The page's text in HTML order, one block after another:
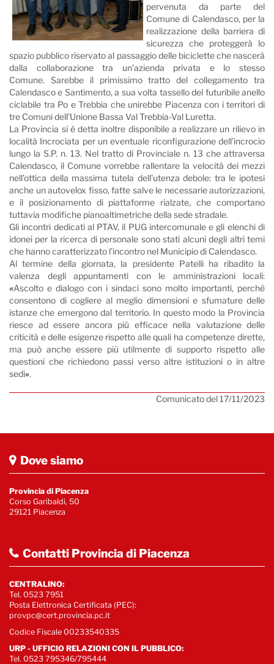
pervenuta da parte del
Comune di Calendasco, per la
realizzazione della barriera di
sicurezza che proteggerà lo
spazio pubblico riservato al passaggio delle biciclette che nascerà
dalla collaborazione tra un’azienda privata e lo stesso
Comune. Sarebbe il primissimo tratto del collegamento tra
Calendasco e Santimento, a sua volta tassello del futuribile anello
ciclabile tra Po e Trebbia che unirebbe Piacenza con i territori di
tre Comuni dell’Unione Bassa Val Trebbia-Val Luretta.
La Provincia si è detta inoltre disponibile a realizzare un rilievo in
località Incrociata per un eventuale riconfigurazione dell’incrocio
lungo la S.P. n. 13. Nel tratto di Provinciale n. 13 che attraversa
Calendasco, il Comune vorrebbe rallentare la velocità dei mezzi
nell’ottica della massima tutela dell’utenza debole: tra le ipotesi
anche un autovelox fisso, fatte salve le necessarie autorizzazioni,
e il posizionamento di piattaforme rialzate, che comportano
tuttavia modifiche pianoaltimetriche della sede stradale.
Gli incontri dedicati al PTAV, il PUG intercomunale e gli elenchi di
idonei per la ricerca di personale sono stati alcuni degli altri temi
che hanno caratterizzato l’incontro nel Municipio di Calendasco.
Al termine della giornata, la presidente Patelli ha ribadito la
valenza degli appuntamenti con le amministrazioni locali:
«Ascolto e dialogo con i sindaci sono molto importanti, perché
consentono di cogliere al meglio dimensioni e sfumature delle
istanze che emergono dal territorio. In questo modo la Provincia
riesce ad essere ancora più efficace nella valutazione delle
criticità e delle esigenze rispetto alle quali ha competenze dirette,
ma può anche essere più utilmente di supporto rispetto alle
questioni che richiedono passi verso altre istituzioni o in altre
sedi».
Comunicato del 17/11/2023
Dove siamo
Provincia di Piacenza
Corso Garibaldi, 50
29121 Piacenza
Contatti Provincia di Piacenza
CENTRALINO:
Tel. 0523 7951
Posta Elettronica Certificata (PEC):
provpc@cert.provincia.pc.it
Codice Fiscale 00233540335
URP - UFFICIO RELAZIONI CON IL PUBBLICO:
Tel. 0523 795346/795444